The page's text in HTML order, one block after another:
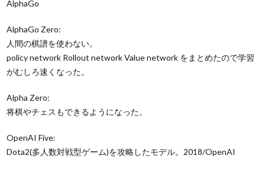
AlphaGo
AlphaGo Zero:
人間の棋譜を使わない。
policy network Rollout network Value network をまとめたので学習
がむしろ速くなった。
Alpha Zero:
将棋やチェスもできるようになった。
OpenAI Five:
Dota2(多人数対戦型ゲーム)を攻略したモデル。2018/OpenAI